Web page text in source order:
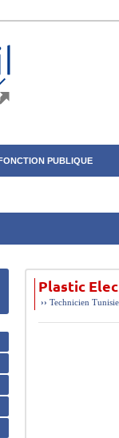
PUBLIQUE
Plastic
››Technicien Tunisie